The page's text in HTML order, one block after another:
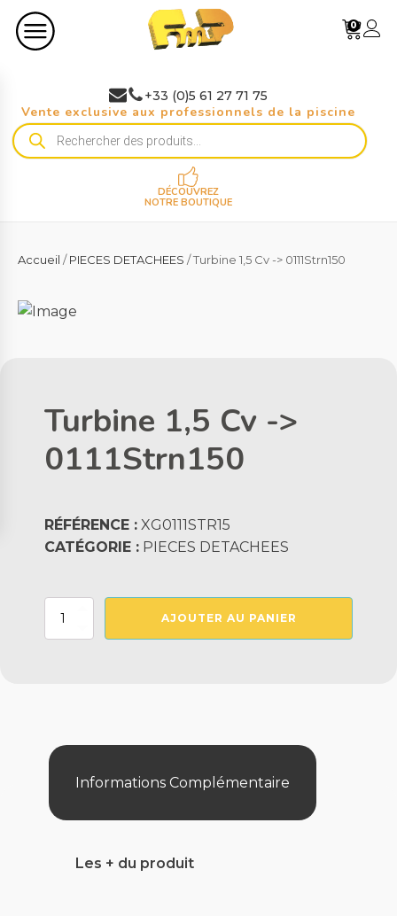
0
+33 (0)5 61 27 71 75
Vente exclusive aux professionnels de la piscine
Recherche
de
DÉCOUVREZ
NOTRE BOUTIQUE
Accueil /PIECES DETACHEES / Turbine 1,5 Cv -> 0111Strn150
Turbine 1,5 Cv ->
0111Strn150
RÉFÉRENCE : XG0111STR15
CATÉGORIE : PIECES DETACHEES
quantité
AJOUTER AU PANIER
Informations Complémentaire
Les + du produit